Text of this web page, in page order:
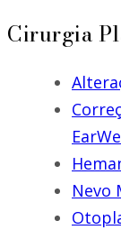
Cirurgia
Nevo